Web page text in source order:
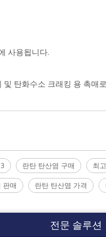
사용됩니다.
탄화수소 크래킹 용 촉매
란탄 탄산염 구매 최
판매 란탄 탄산염 가격
전문 솔루션